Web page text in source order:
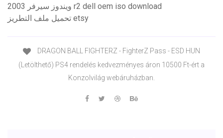
ويندوز سيرفر 2003 r2 dell oem iso download
تحميل ملف التطريز etsy
DRAGON BALL FIGHTERZ - FighterZ Pass - ESD HUN
(Letölthető) PS4 rendelés kedvezményes áron 10500 Ft-ért a
Konzolvilág webáruházban.